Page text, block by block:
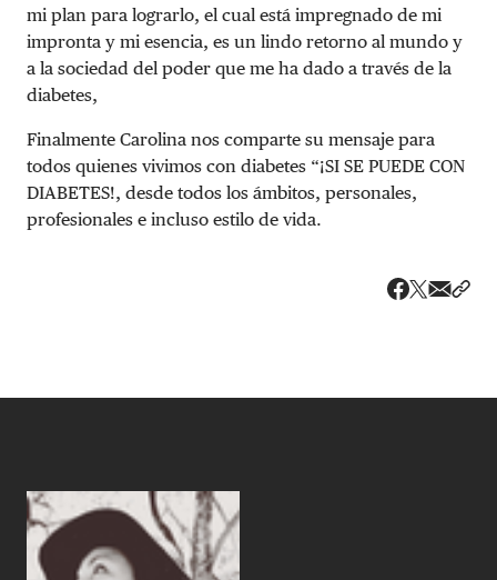
mi plan para lograrlo, el cual está impregnado de mi
impronta y mi esencia, es un lindo retorno al mundo y
a la sociedad del poder que me ha dado a través de la
diabetes,
Finalmente Carolina nos comparte su mensaje para
todos quienes vivimos con diabetes “¡SI SE PUEDE CON
DIABETES!, desde todos los ámbitos, personales,
profesionales e incluso estilo de vida.